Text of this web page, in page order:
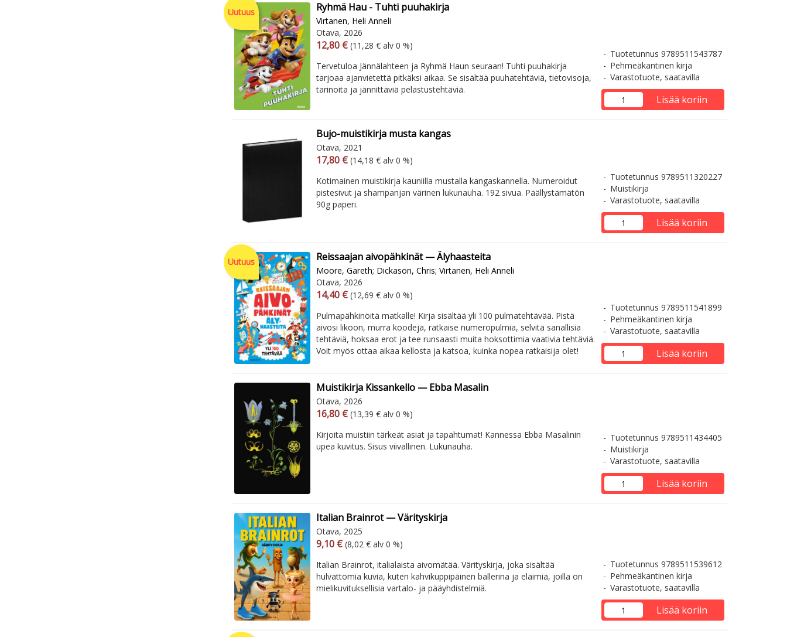
Uutuus Ryhmä Hau - Tuhti puuhakirja
Virtanen, Heli Anneli
Otava, 2026
Arvonlisäverollinen hinta
12,80 € Arvonlisäveroton hinta
(11,28 € alv 0 %)
Tervetuloa Jännälahteen ja Ryhmä Haun seuraan! Tuhti puuhakirja
tarjoaa ajanvietettä pitkäksi aikaa. Se sisältää puuhatehtäviä, tietovisoja,
tarinoita ja jännittäviä pelastustehtäviä.
Tuotetunnus 9789511543787
Pehmeäkantinen kirja
Varastotuote, saatavilla
Lisää koriin
Bujo-muistikirja musta kangas
Otava, 2021
Arvonlisäverollinen hinta
17,80 € Arvonlisäveroton hinta
(14,18 € alv 0 %)
Kotimainen muistikirja kauniilla mustalla kangaskannella. Numeroidut
pistesivut ja shampanjan värinen lukunauha. 192 sivua. Päällystämätön
90g paperi.
Tuotetunnus 9789511320227
Muistikirja
Varastotuote, saatavilla
Lisää koriin
Uutuus Reissaajan aivopähkinät — Älyhaasteita
Moore, Gareth; Dickason, Chris; Virtanen, Heli Anneli
Otava, 2026
Arvonlisäverollinen hinta
14,40 € Arvonlisäveroton hinta
(12,69 € alv 0 %)
Pulmapähkinöitä matkalle! Kirja sisältää yli 100 pulmatehtävää. Pistä
aivosi likoon, murra koodeja, ratkaise numeropulmia, selvitä sanallisia
tehtäviä, hoksaa erot ja tee runsaasti muita hoksottimia vaativia tehtäviä.
Voit myös ottaa aikaa kellosta ja katsoa, kuinka nopea ratkaisija olet!
Tuotetunnus 9789511541899
Pehmeäkantinen kirja
Varastotuote, saatavilla
Lisää koriin
Muistikirja Kissankello — Ebba Masalin
Otava, 2026
Arvonlisäverollinen hinta
16,80 € Arvonlisäveroton hinta
(13,39 € alv 0 %)
Kirjoita muistiin tärkeät asiat ja tapahtumat! Kannessa Ebba Masalinin
upea kuvitus. Sisus viivallinen. Lukunauha.
Tuotetunnus 9789511434405
Muistikirja
Varastotuote, saatavilla
Lisää koriin
Italian Brainrot — Värityskirja
Otava, 2025
Arvonlisäverollinen hinta
9,10 € Arvonlisäveroton hinta
(8,02 € alv 0 %)
Italian Brainrot, italialaista aivomätää. Värityskirja, joka sisältää
hulvattomia kuvia, kuten kahvikuppipäinen ballerina ja eläimiä, joilla on
mielikuvituksellisia vartalo- ja pääyhdistelmiä.
Tuotetunnus 9789511539612
Pehmeäkantinen kirja
Varastotuote, saatavilla
Lisää koriin